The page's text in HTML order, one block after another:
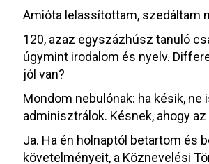
Amióta lelassítottam, szedáltam
120, azaz egyszázhúsz tanuló
úgymint irodalom és nyelv.
jól van?
Mondom nebulónak: ha késik,
adminisztrálok. Késnek, ahogy
Ja. Ha én holnaptól betartom és
követelményeit, a Köznevelési